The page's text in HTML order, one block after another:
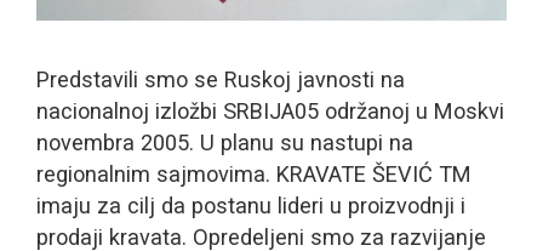
Predstavili smo se Ruskoj javnosti na
nacionalnoj izložbi SRBIJA05 održanoj u Moskvi
novembra 2005. U planu su nastupi na
regionalnim sajmovima. KRAVATE ŠEVIĆ TM
imaju za cilj da postanu lideri u proizvodnji i
prodaji kravata. Opredeljeni smo za razvijanje